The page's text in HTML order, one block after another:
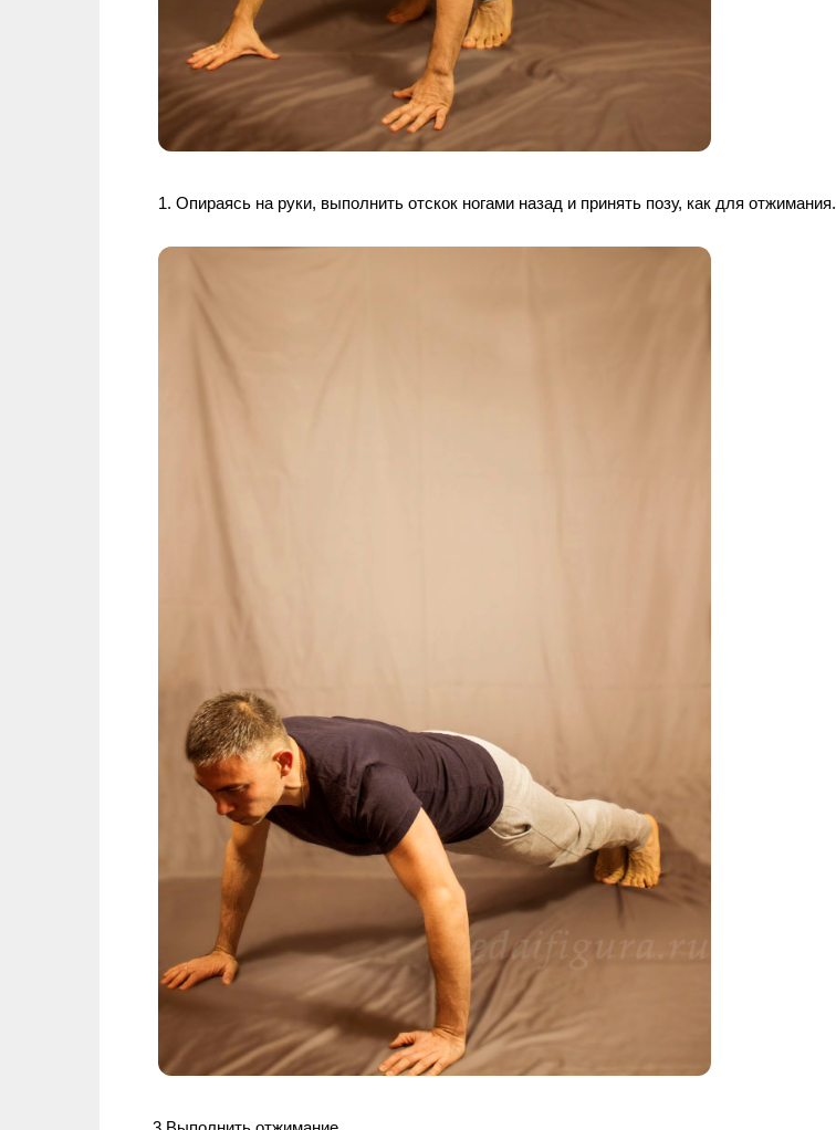
Опираясь на руки, выполнить отскок ногами назад и принять позу, как для отжимания.